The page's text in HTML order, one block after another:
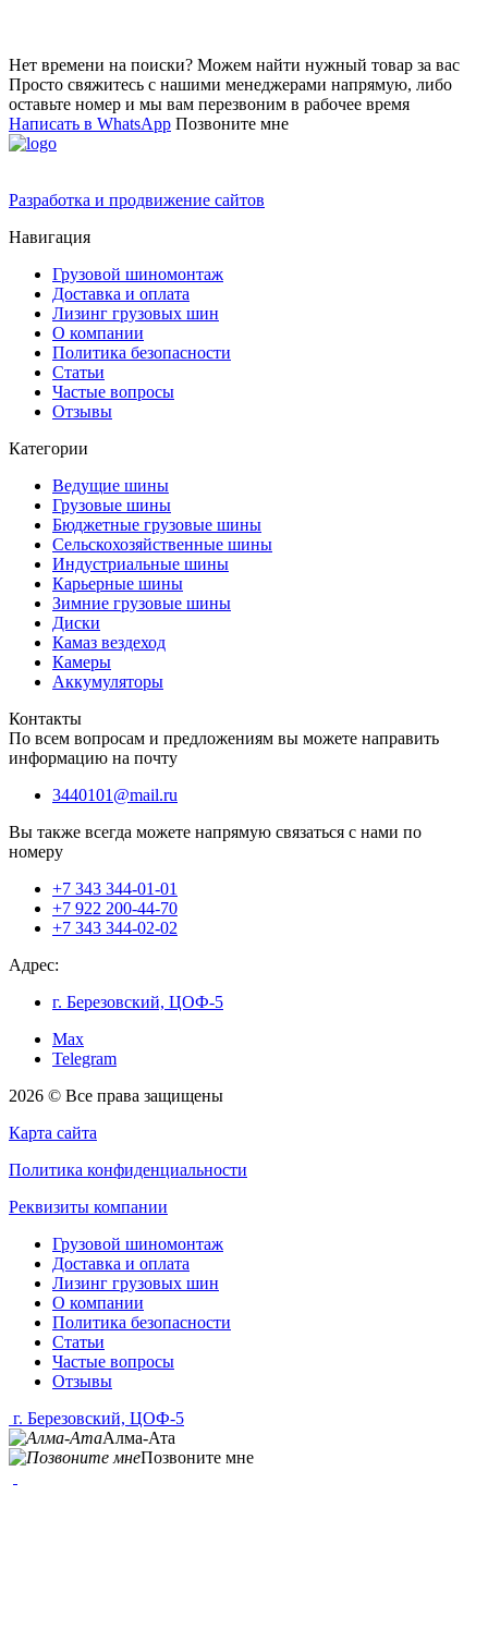
Нет времени на поиски? Можем найти нужный товар за вас
Просто свяжитесь с нашими менеджерами напрямую, либо
оставьте номер и мы вам перезвоним в рабочее время
Написать в WhatsApp Позвоните мне
Разработка и продвижение сайтов
Навигация
Грузовой шиномонтаж
Доставка и оплата
Лизинг грузовых шин
О компании
Политика безопасности
Статьи
Частые вопросы
Отзывы
Категории
Ведущие шины
Грузовые шины
Бюджетные грузовые шины
Сельскохозяйственные шины
Индустриальные шины
Карьерные шины
Зимние грузовые шины
Диски
Камаз вездеход
Камеры
Аккумуляторы
Контакты
По всем вопросам и предложениям вы можете направить
информацию на почту
3440101@mail.ru
Вы также всегда можете напрямую связаться с нами по
номеру
+7 343 344-01-01
+7 922 200-44-70
+7 343 344-02-02
Адрес:
г. Березовский, ЦОФ-5
Max
Telegram
2026 © Все права защищены
Карта сайта
Политика конфиденциальности
Реквизиты компании
Грузовой шиномонтаж
Доставка и оплата
Лизинг грузовых шин
О компании
Политика безопасности
Статьи
Частые вопросы
Отзывы
г. Березовский, ЦОФ-5
Алма-Ата
Позвоните мне